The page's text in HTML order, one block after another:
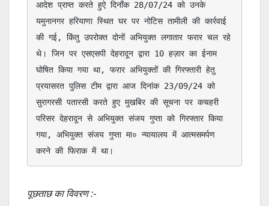
आदेश प्राप्त करते हुऐ दिनाँक 28/07/24 को उनके
यमुनानगर हरियाणा स्थित घर पर नोटिस तामीली की कार्रवाई
की गई, किंतु उपरोक्त दोनों अभियुक्त लगातार फरार चल रहे
थे। जिन पर एसएसपी देहरादून द्वारा 10 हज़ार का ईनाम
घोषित किया गया था, फरार अभियुक्तों की गिरफ्तारी हेतु
प्रयासरत पुलिस टीम द्वारा आज दिनांक 23/09/24 को
सुरागरसी पतारसी करते हुए मुखबिर की सूचना पर कचहरी
परिसर देहरादून से अभियुक्त संजय गुप्ता को गिरफ्तार किया
गया, अभियुक्त संजय गुप्ता मा० न्यायालय में आत्मसमर्पण
करने की फिराक में था।
पूछताछ का विवरण :-